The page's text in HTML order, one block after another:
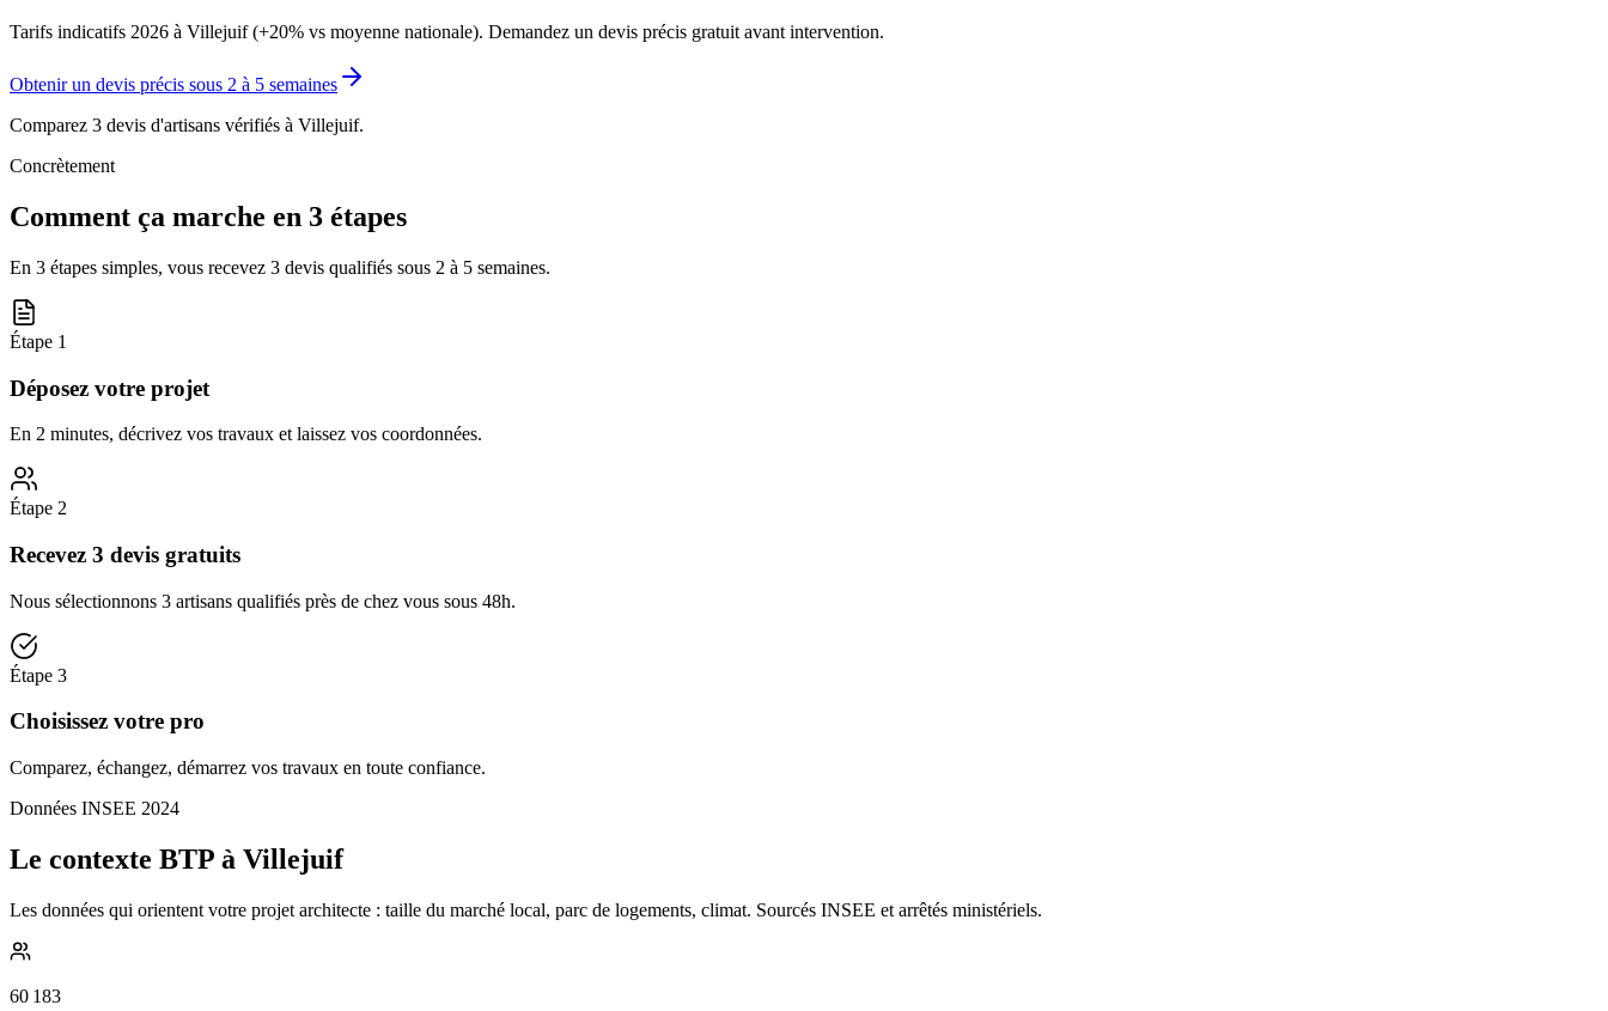
Tarifs indicatifs 2026 à Villejuif (+20% vs moyenne nationale). Demandez un devis précis gratuit avant intervention.
Obtenir un devis précis sous 2 à 5 semaines
Comparez 3 devis d'artisans vérifiés à Villejuif.
Concrètement
Comment ça marche en 3 étapes
En 3 étapes simples, vous recevez 3 devis qualifiés sous 2 à 5 semaines.
Étape 1
Déposez votre projet
En 2 minutes, décrivez vos travaux et laissez vos coordonnées.
Étape 2
Recevez 3 devis gratuits
Nous sélectionnons 3 artisans qualifiés près de chez vous sous 48h.
Étape 3
Choisissez votre pro
Comparez, échangez, démarrez vos travaux en toute confiance.
Données INSEE 2024
Le contexte BTP à Villejuif
Les données qui orientent votre projet architecte : taille du marché local, parc de logements, climat. Sourcés INSEE et arrêtés ministériels.
60 183